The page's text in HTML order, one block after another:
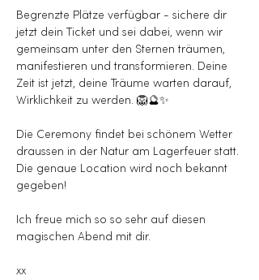
Begrenzte Plätze verfügbar - sichere dir
jetzt dein Ticket und sei dabei, wenn wir
gemeinsam unter den Sternen träumen,
manifestieren und transformieren. Deine
Zeit ist jetzt, deine Träume warten darauf,
Wirklichkeit zu werden. 🦁🔮✨
Die Ceremony findet bei schönem Wetter
draussen in der Natur am Lagerfeuer statt.
Die genaue Location wird noch bekannt
gegeben!
Ich freue mich so so sehr auf diesen
magischen Abend mit dir.
xx